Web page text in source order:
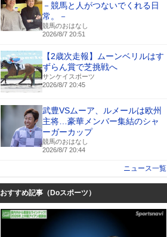
－競馬と人がつないでくれる日
常。－
競馬のおはなし
2026/8/7 20:51
【2歳次走報】ムーンベリルはす
ずらん賞で芝挑戦へ
サンケイスポーツ
2026/8/7 20:45
武豊VSムーア、ルメールは欧州
主将…豪華メンバー集結のシャ
ーガーカップ
競馬のおはなし
2026/8/7 20:44
ニュース一覧
おすすめ記事（Doスポーツ）